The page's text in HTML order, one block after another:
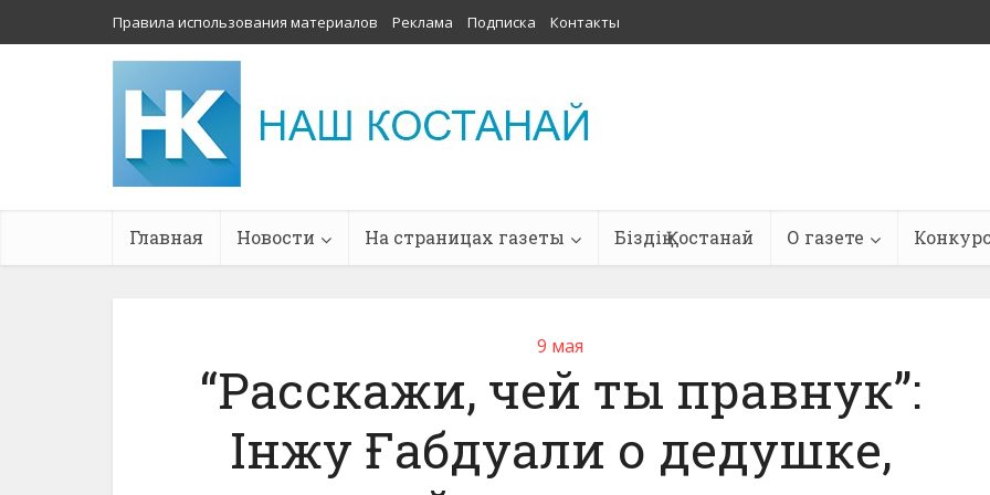
Правила использования материалов Реклама Подписка Контакты
Главная Новости На страницах газеты Біздің Қостанай О газете
9 мая
“Расскажи, чей ты правнук”:
Iнжу Ғабдуали о дедушке,